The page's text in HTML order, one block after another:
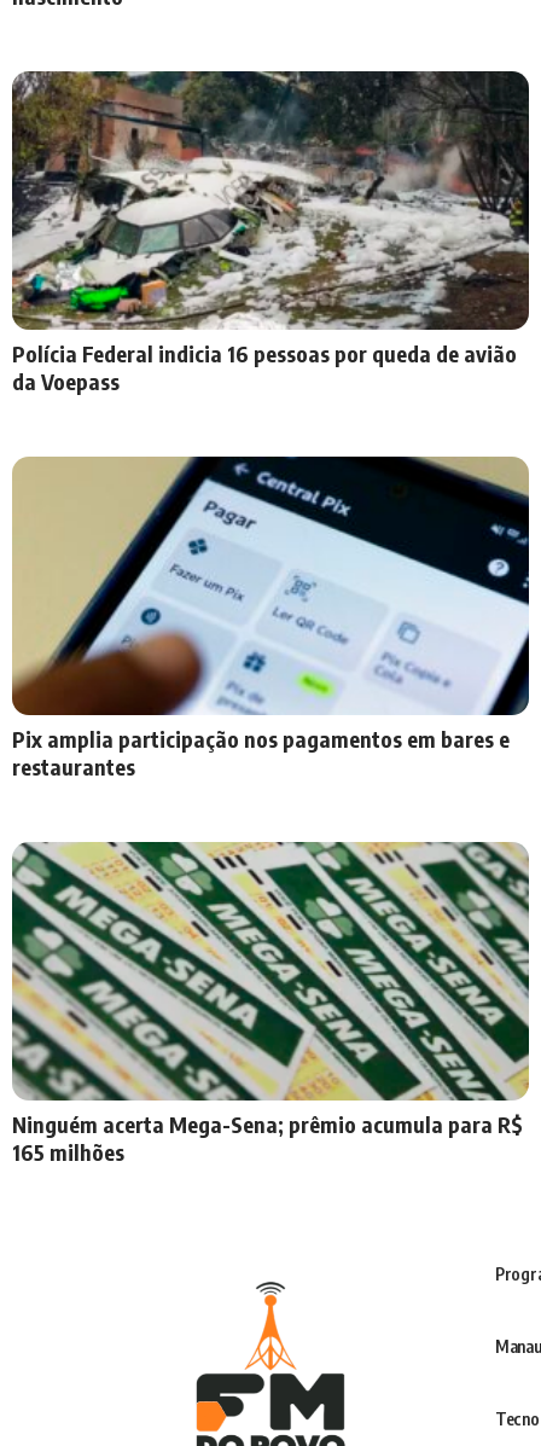
Polícia Federal indicia 16 pessoas por queda de avião
da Voepass
Pix amplia participação nos pagamentos em bares e
restaurantes
Ninguém acerta Mega-Sena; prêmio acumula para R$
165 milhões